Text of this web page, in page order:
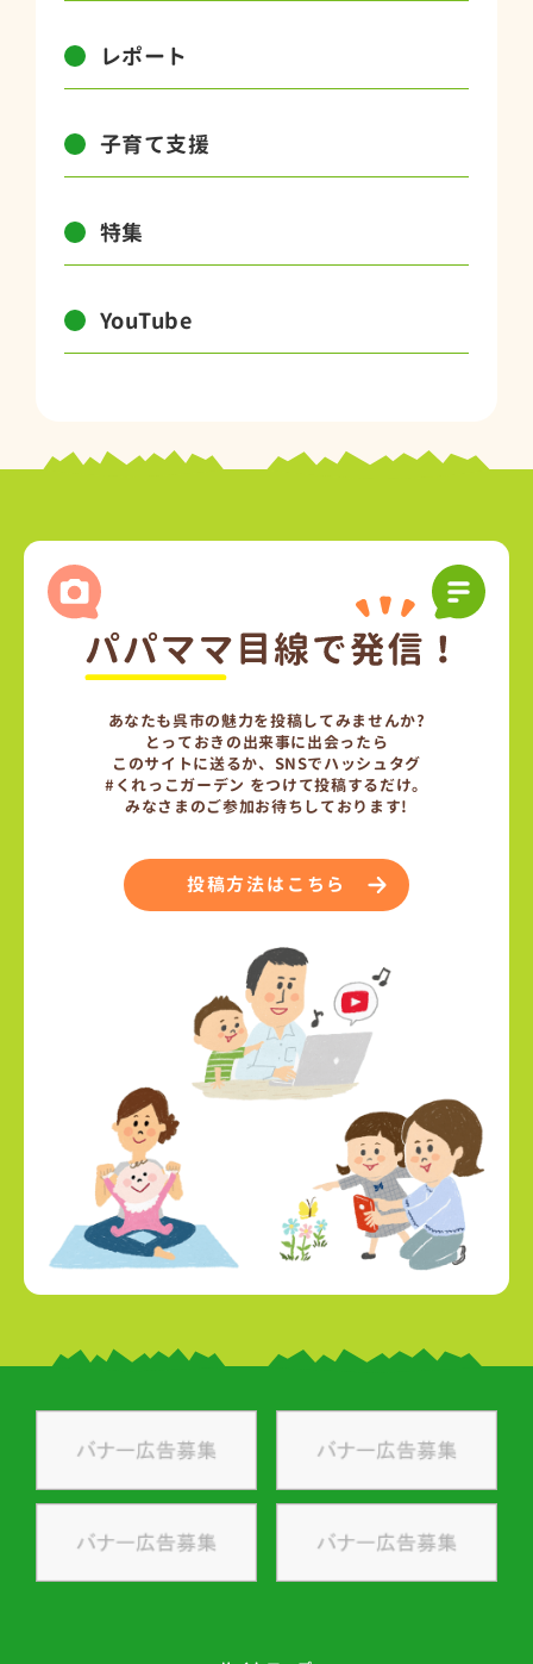
レポート
子育て支援
特集
YouTube
あなたも呉市の魅力を投稿してみませんか?
とっておきの出来事に出会ったら
このサイトに送るか、SNSでハッシュタグ
#くれっこガーデン をつけて投稿するだけ。
みなさまのご参加お待ちしております!
投稿方法はこちら